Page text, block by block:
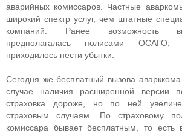
аварийных комиссаров. Частные
широкий спектр услуг, чем штатные
компаний. Ранее возможность
предполагалась полисами ОСАГО,
приходилось нести убытки.
Сегодня же бесплатный вызова
случае наличия расширенной версии
страховка дороже, но по ней
страховым случаям. По страховому
комиссара бывает бесплатным, то есть